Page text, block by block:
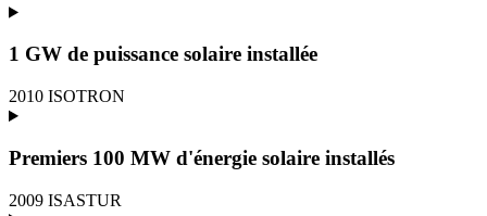
1 GW de puissance solaire installée
2010 ISOTRON
Premiers 100 MW d'énergie solaire installés
2009 ISASTUR